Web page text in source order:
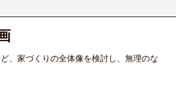
、家づくりの全体像を検討し、無理のな